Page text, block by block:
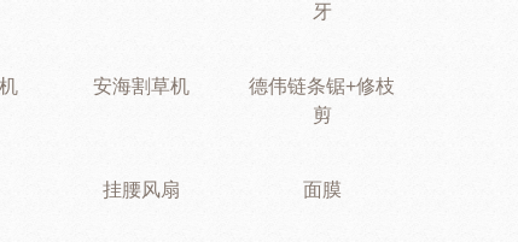
牙
安海割草机
德伟链条锯+修枝
剪
挂腰风扇 面膜